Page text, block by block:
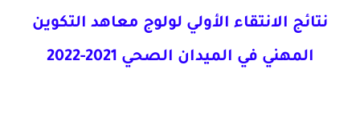
نتائج الانتقاء الأولي لولوج معاهد التكوين
المهني في الميدان الصحي 2021-2022